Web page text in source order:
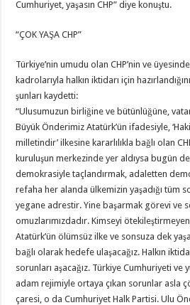
Cumhuriyet, yaşasın CHP” diye konuştu.
“ÇOK YAŞA CHP”
Türkiye’nin umudu olan CHP’nin ve
kadrolarıyla halkın iktidarı için
şunları kaydetti:
“Ulusumuzun birliğine ve bütünlüğüne,
Büyük Önderimiz Atatürk’ün ifadesiyle,
milletindir’ ilkesine kararlılıkla bağlı olan
kuruluşun merkezinde yer aldıysa bugün
demokrasiyle taçlandırmak, adaletten
refaha her alanda ülkemizin yaşadığı tüm
yegane adrestir. Yine başarmak görevi ve
omuzlarımızdadır. Kimseyi
Atatürk’ün ölümsüz ilke ve sonsuza dek
bağlı olarak hedefe ulaşacağız. Halkın
sorunları aşacağız. Türkiye Cumhuriyeti ve
adam rejimiyle ortaya çıkan sorunlar asla
çaresi, o da Cumhuriyet Halk Partisi. Ulu